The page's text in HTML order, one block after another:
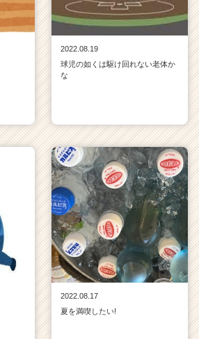
2022.08.19
球児の如くは駆け回れない老体か
な
2022.08.17
夏を満喫したい!